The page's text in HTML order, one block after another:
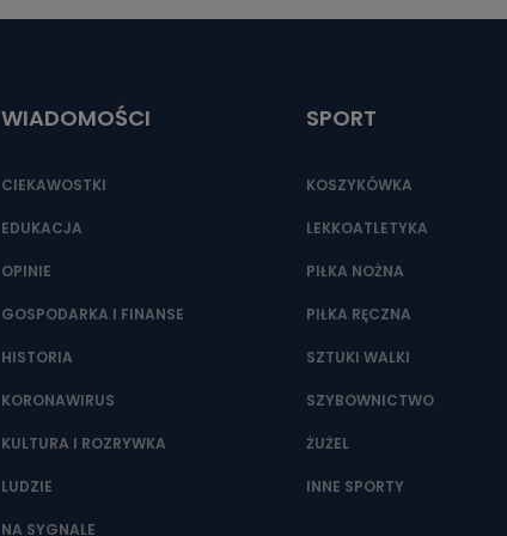
Można to zrobić pod numerem telefonu 62 735-51-05 lub e-
WIADOMOŚCI
CIEKAWOSTKI
EDUKACJA
OPINIE
GOSPODARKA I FINANSE
HISTORIA
KORONAWIRUS
KULTURA I ROZRYWKA
LUDZIE
NA SYGNALE
SPORT
KOSZYKÓWKA
LEKKOATLETYKA
PIŁKA NOŻNA
PIŁKA RĘCZNA
SZTUKI WALKI
SZYBOWNICTWO
ŻUŻEL
INNE SPORTY